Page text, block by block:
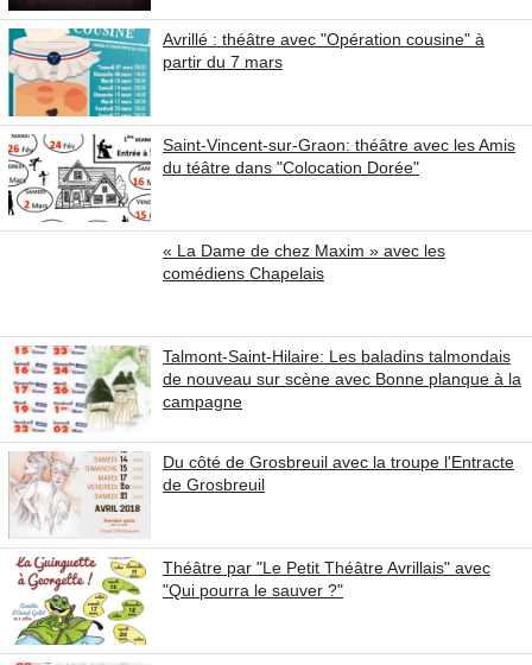
Avrillé : théâtre avec "Opération cousine" à
partir du 7 mars
Saint-Vincent-sur-Graon: théâtre avec les Amis
du téâtre dans "Colocation Dorée"
« La Dame de chez Maxim » avec les
comédiens Chapelais
Talmont-Saint-Hilaire: Les baladins talmondais
de nouveau sur scène avec Bonne planque à la
campagne
Du côté de Grosbreuil avec la troupe l'Entracte
de Grosbreuil
Théâtre par "Le Petit Théâtre Avrillais" avec
"Qui pourra le sauver ?"